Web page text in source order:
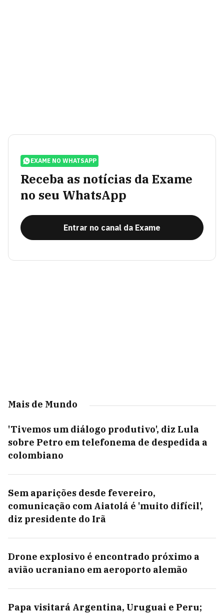
EXAME NO WHATSAPP
Receba as notícias da Exame
no seu WhatsApp
Entrar no canal da Exame
Mais de Mundo
'Tivemos um diálogo produtivo', diz Lula
sobre Petro em telefonema de despedida a
colombiano
Sem aparições desde fevereiro,
comunicação com Aiatolá é 'muito difícil',
diz presidente do Irã
Drone explosivo é encontrado próximo a
avião ucraniano em aeroporto alemão
Papa visitará Argentina, Uruguai e Peru;